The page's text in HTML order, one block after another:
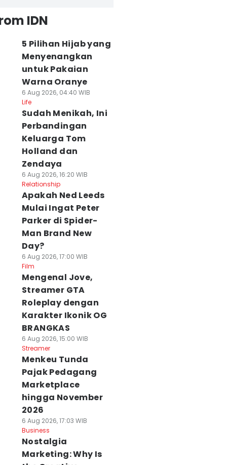
IDN
5 Pilihan Hijab yang
Menyenangkan
untuk Pakaian
Warna Oranye
6 Aug 2026, 04:40 WIB
Life
Sudah Menikah, Ini
Perbandingan
Keluarga Tom
Holland dan
Zendaya
6 Aug 2026, 16:20 WIB
Relationship
Apakah Ned Leeds
Mulai Ingat Peter
Parker di Spider-
Man Brand New
Day?
6 Aug 2026, 17:00 WIB
Film
Mengenal Jove,
Streamer GTA
Roleplay dengan
Karakter Ikonik OG
BRANGKAS
6 Aug 2026, 15:00 WIB
Streamer
Menkeu Tunda
Pajak Pedagang
Marketplace
hingga November
2026
6 Aug 2026, 17:03 WIB
Business
Nostalgia
Marketing: Why Is